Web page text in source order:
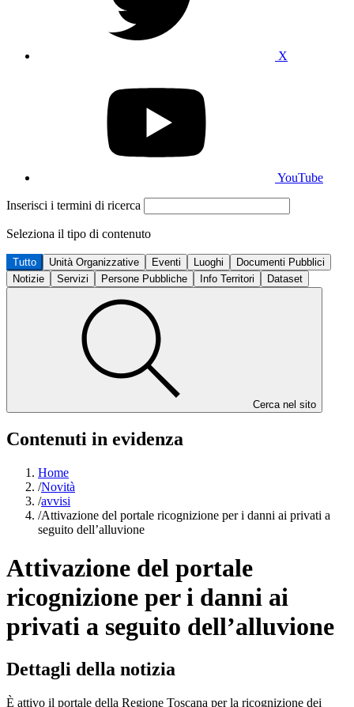
X
YouTube
Inserisci i termini di ricerca
Seleziona il tipo di contenuto
Tutto Unità Organizzative Eventi Luoghi
Documenti Pubblici
Notizie
Servizi Persone Pubbliche Info Territori Dataset
Cerca nel sito
Contenuti in evidenza
Home
/Novità
/avvisi
/Attivazione del portale ricognizione per i danni ai privati a
seguito dell’alluvione
Attivazione del portale
ricognizione per i danni ai
privati a seguito dell’alluvione
Dettagli della notizia
È attivo il portale della Regione Toscana per la ricognizione dei